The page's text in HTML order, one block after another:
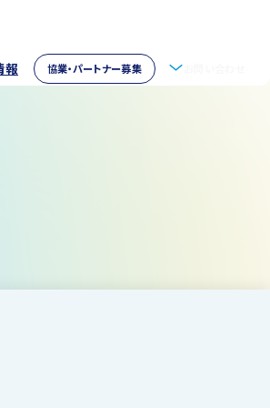
報 協業・パートナー募集